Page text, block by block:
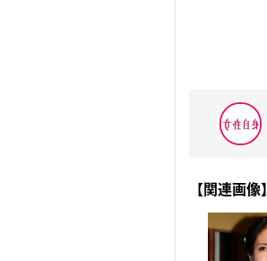
【関連画像】